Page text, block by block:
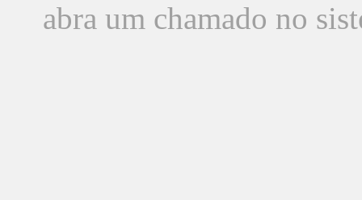
abra um chamado no